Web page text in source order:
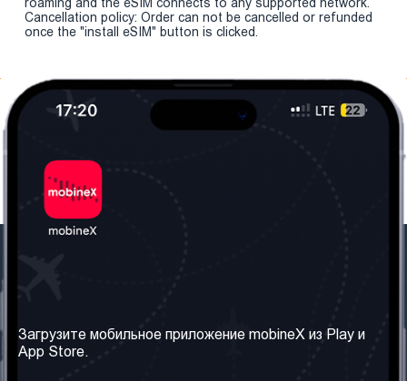
Cancellation policy: Order can not be cancelled or refunded
once the "install eSIM" button is clicked.
Наши сервисы
Правила и Условия
Загрузите мобильное приложение mobineX из Play и
App Store.